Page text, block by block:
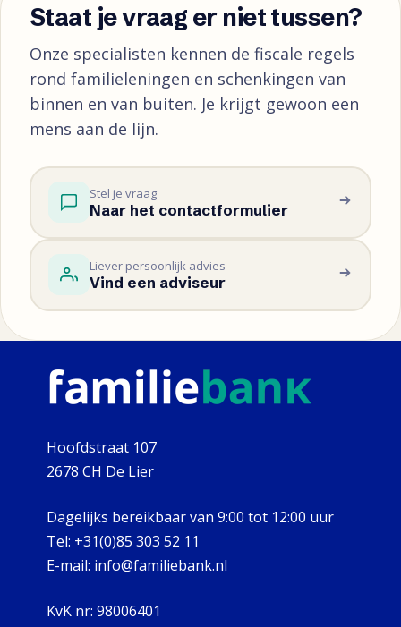
Staat je vraag er niet tussen?
Onze specialisten kennen de fiscale regels
rond familieleningen en schenkingen van
binnen en van buiten. Je krijgt gewoon een
mens aan de lijn.
Stel je vraag
Naar het contactformulier
Liever persoonlijk advies
Vind een adviseur
Hoofdstraat 107
2678 CH De Lier
Dagelijks bereikbaar van 9:00 tot 12:00 uur
Tel: +31(0)85 303 52 11
E-mail: info@familiebank.nl
KvK nr: 98006401